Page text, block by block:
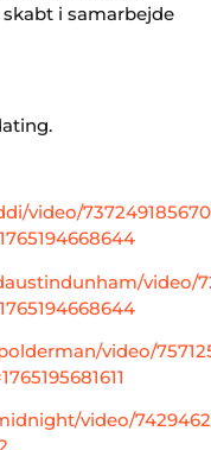
i samarbejde
video/
video/
video/
video/